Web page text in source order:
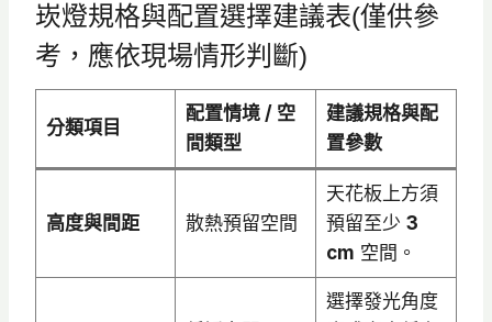
崁燈規格與配置選擇建議表(僅供參
考，應依現場情形判斷)
分類項目
配置情境 / 空
間類型
建議規格與配
置參數
高度與間距 散熱預留空間
天花板上方須
預留至少 3
cm 空間。
選擇發光角度